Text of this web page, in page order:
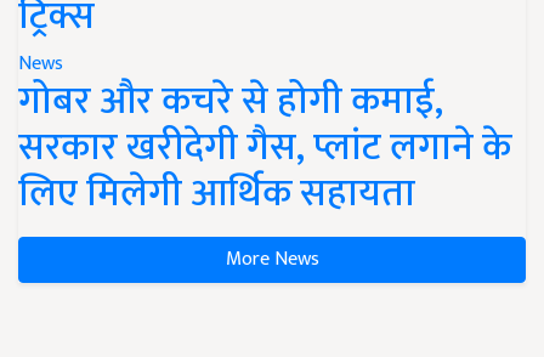
ट्रिक्स
News
गोबर और कचरे से होगी कमाई,
सरकार खरीदेगी गैस, प्लांट लगाने के
लिए मिलेगी आर्थिक सहायता
More News